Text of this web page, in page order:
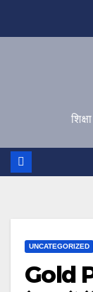
UNCATEGORIZED
Gold